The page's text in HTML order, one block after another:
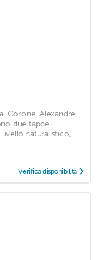
Coronel Alexandre
due tappe
naturalistico,
Verifica disponibilità